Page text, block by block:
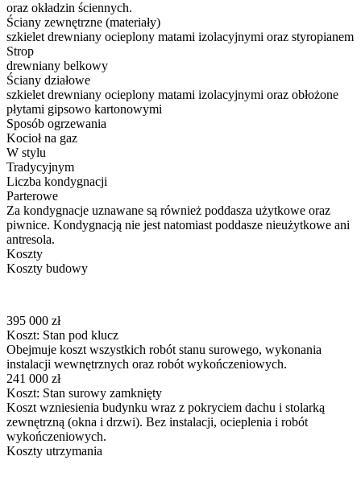
oraz okładzin ściennych.
Ściany zewnętrzne (materiały)
szkielet drewniany ocieplony matami izolacyjnymi oraz styropianem
Strop
drewniany belkowy
Ściany działowe
szkielet drewniany ocieplony matami izolacyjnymi oraz obłożone
płytami gipsowo kartonowymi
Sposób ogrzewania
Kocioł na gaz
W stylu
Tradycyjnym
Liczba kondygnacji
Parterowe
Za kondygnacje uznawane są również poddasza użytkowe oraz
piwnice. Kondygnacją nie jest natomiast poddasze nieużytkowe ani
antresola.
Koszty
Koszty budowy
395 000 zł
Koszt: Stan pod klucz
Obejmuje koszt wszystkich robót stanu surowego, wykonania
instalacji wewnętrznych oraz robót wykończeniowych.
241 000 zł
Koszt: Stan surowy zamknięty
Koszt wzniesienia budynku wraz z pokryciem dachu i stolarką
zewnętrzną (okna i drzwi). Bez instalacji, ocieplenia i robót
wykończeniowych.
Koszty utrzymania